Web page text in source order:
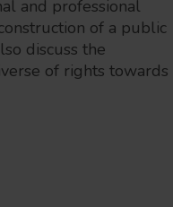
and professional
of a public
discuss the
of rights towards